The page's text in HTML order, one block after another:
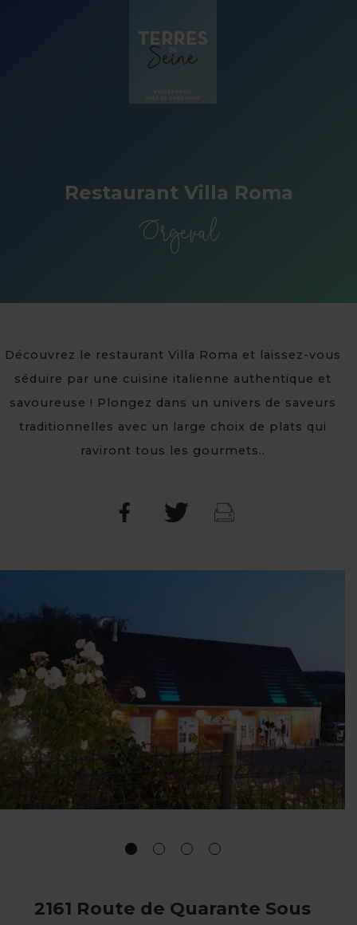
Restaurant Villa Roma
Orgeval
Découvrez le restaurant Villa Roma et laissez-vous
séduire par une cuisine italienne authentique et
savoureuse ! Plongez dans un univers de saveurs
traditionnelles avec un large choix de plats qui
raviront tous les gourmets..
2161 Route de Quarante Sous